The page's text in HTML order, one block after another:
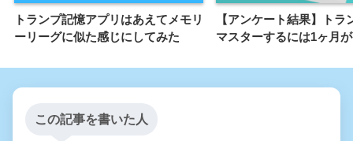
トランプ記憶アプリはあえてメモリ
ーリーグに似た感じにしてみた
【アンケート結果】トラ
マスターするには1ヶ月
この記事を書いた人